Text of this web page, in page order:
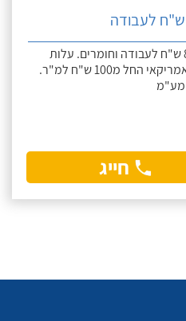
ש"ח לעבודה
החל 800 ש"ח לעבודה וחומרים. עלות
שפכטל אמריקאי החל מ100 ש"ח למ"ר.
מע"מ
חייג